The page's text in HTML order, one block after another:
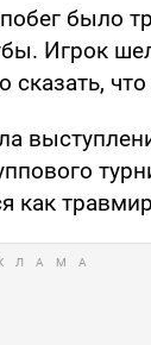
было
Игрок
сказать,
как